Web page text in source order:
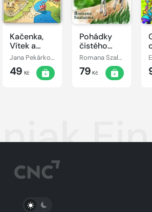
Kačenka,
Vítek a
jejich
pohádkové
dobrodružství
Jana Pekárková
49 Kč
Pohádky
čistého
srdce
Romana Szalaiová
79 Kč
PŘEPNOUT SVĚTLÝ/TMAVÝ REŽIM